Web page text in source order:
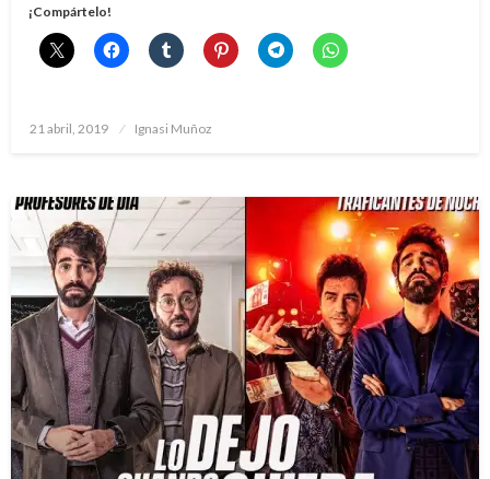
¡Compártelo!
Publicado
21 abril, 2019 Ignasi Muñoz